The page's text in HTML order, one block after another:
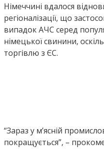
Німеччині вдалося
регіоналізації, що
випадок АЧС серед
німецької свинини,
торгівлю з ЄС.
“Зараз у м’ясній
покращується”, –